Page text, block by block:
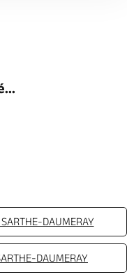
DAUMERAY
DAUMERAY